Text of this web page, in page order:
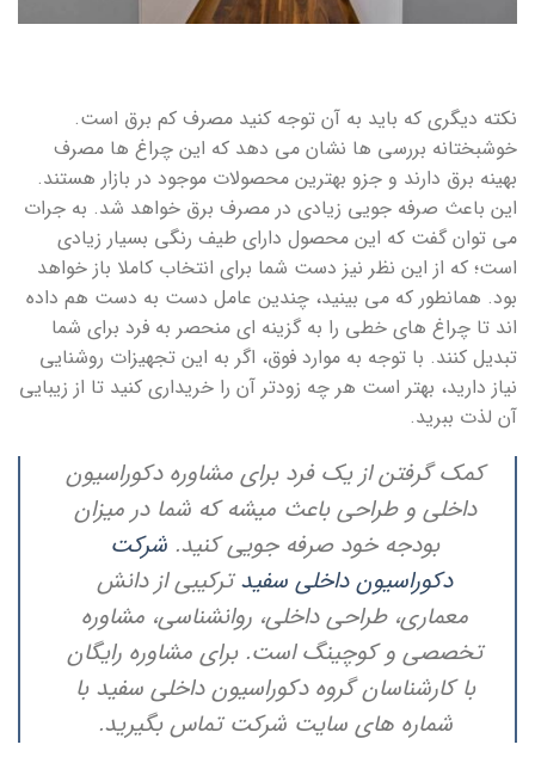
نکته دیگری که باید به آن توجه کنید مصرف کم برق است.
خوشبختانه بررسی ها نشان می دهد که این چراغ ها مصرف
بهینه برق دارند و جزو بهترین محصولات موجود در بازار هستند.
این باعث صرفه جویی زیادی در مصرف برق خواهد شد. به جرات
می توان گفت که این محصول دارای طیف رنگی بسیار زیادی
است؛ که از این نظر نیز دست شما برای انتخاب کاملا باز خواهد
بود. همانطور که می بینید، چندین عامل دست به دست هم داده
اند تا چراغ های خطی را به گزینه ای منحصر به فرد برای شما
تبدیل کنند. با توجه به موارد فوق، اگر به این تجهیزات روشنایی
نیاز دارید، بهتر است هر چه زودتر آن را خریداری کنید تا از زیبایی
آن لذت ببرید.
کمک گرفتن از یک فرد برای مشاوره دکوراسیون
داخلی و طراحی باعث میشه که شما در میزان
بودجه خود صرفه جویی کنید. شرکت
دکوراسیون داخلی سفیدترکیبی از دانش
معماری، طراحی داخلی، روانشناسی، مشاوره
تخصصی و کوچینگ است. برای مشاوره رایگان
با کارشناسان گروه دکوراسیون داخلی سفید با
شماره های سایت شرکت تماس بگیرید.